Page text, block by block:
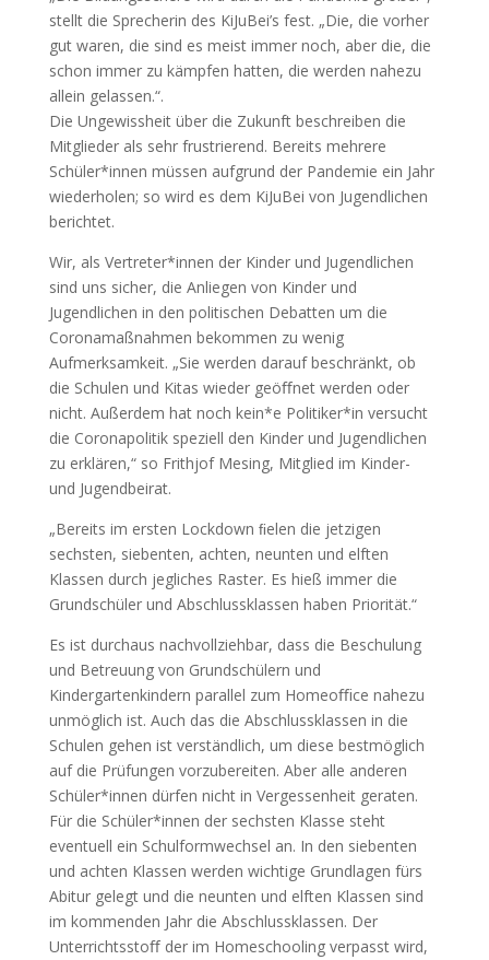
stellt die Sprecherin des KiJuBei’s fest. „Die, die vorher
gut waren, die sind es meist immer noch, aber die, die
schon immer zu kämpfen hatten, die werden nahezu
allein gelassen.“.
Die Ungewissheit über die Zukunft beschreiben die
Mitglieder als sehr frustrierend. Bereits mehrere
Schüler*innen müssen aufgrund der Pandemie ein Jahr
wiederholen; so wird es dem KiJuBei von Jugendlichen
berichtet.
Wir, als Vertreter*innen der Kinder und Jugendlichen
sind uns sicher, die Anliegen von Kinder und
Jugendlichen in den politischen Debatten um die
Coronamaßnahmen bekommen zu wenig
Aufmerksamkeit. „Sie werden darauf beschränkt, ob
die Schulen und Kitas wieder geöﬀnet werden oder
nicht. Außerdem hat noch kein*e Politiker*in versucht
die Coronapolitik speziell den Kinder und Jugendlichen
zu erklären,“ so Frithjof Mesing, Mitglied im Kinder-
und Jugendbeirat.
„Bereits im ersten Lockdown ﬁelen die jetzigen
sechsten, siebenten, achten, neunten und elften
Klassen durch jegliches Raster. Es hieß immer die
Grundschüler und Abschlussklassen haben Priorität.“
Es ist durchaus nachvollziehbar, dass die Beschulung
und Betreuung von Grundschülern und
Kindergartenkindern parallel zum Homeoﬃce nahezu
unmöglich ist. Auch das die Abschlussklassen in die
Schulen gehen ist verständlich, um diese bestmöglich
auf die Prüfungen vorzubereiten. Aber alle anderen
Schüler*innen dürfen nicht in Vergessenheit geraten.
Für die Schüler*innen der sechsten Klasse steht
eventuell ein Schulformwechsel an. In den siebenten
und achten Klassen werden wichtige Grundlagen fürs
Abitur gelegt und die neunten und elften Klassen sind
im kommenden Jahr die Abschlussklassen. Der
Unterrichtsstoﬀ der im Homeschooling verpasst wird,